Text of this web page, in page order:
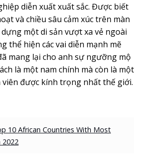
diễn xuất xuất sắc. Được biết
và chiều sâu cảm xúc trên màn
một di sản vượt xa vẻ ngoài
thể hiện các vai diễn mạnh mẽ
mang lại cho anh sự ngưỡng mộ
là một nam chính mà còn là một
được kính trọng nhất thế giới.
10 African Countries With Most
2022